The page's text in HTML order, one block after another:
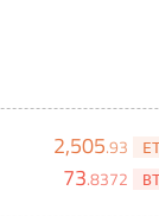
2,505.93
73.8372